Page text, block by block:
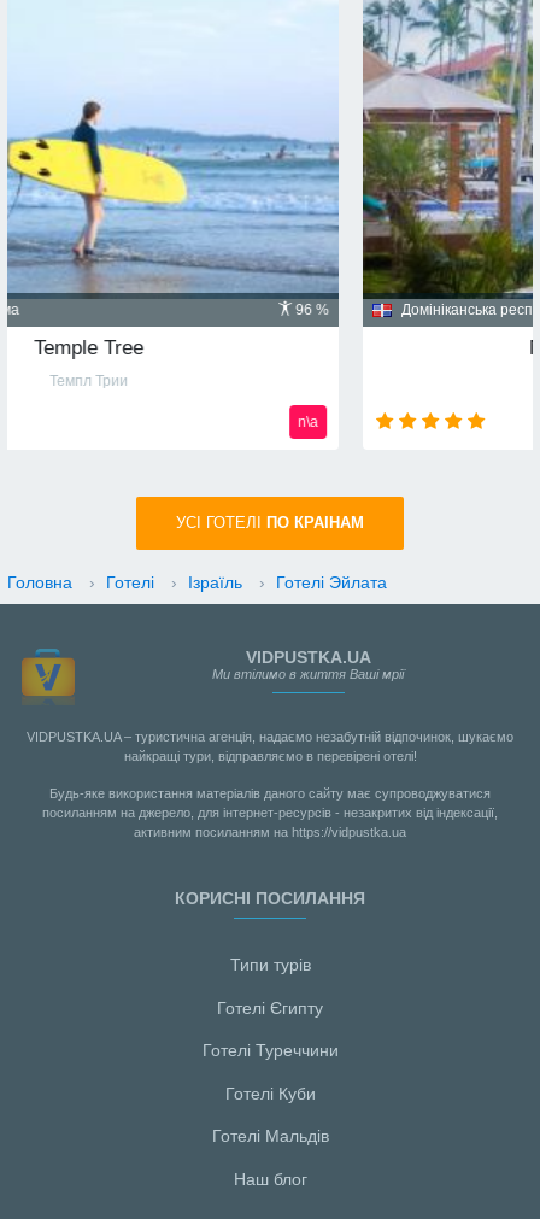
91 %
Домініканська республіка, Пунта Кана
n\a
УСI ГОТЕЛІ ПО КРАIНАМ
Головна › Готелі › Ізраїль › Готелі Эйлата
VIDPUSTKA.UA
Ми втілимо в життя Ваші мрії
VIDPUSTKA.UA – туристична агенція, надаємо незабутній відпочинок, шукаємо
найкращі тури, відправляємо в перевірені отелі!
Будь-яке використання матеріалів даного сайту має супроводжуватися
посиланням на джерело, для інтернет-ресурсів - незакритих від індексації,
активним посиланням на https://vidpustka.ua
КОРИСНІ ПОСИЛАННЯ
Типи турів
Готелі Єгипту
Готелі Туреччини
Готелі Куби
Готелі Мальдiв
Наш блог